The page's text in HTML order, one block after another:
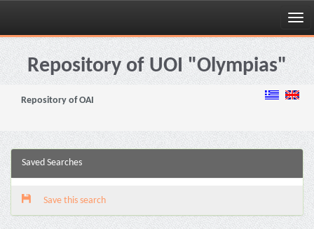
Skip
navigationRepository of UOI "Olympias"
Repository of OAI
Saved Searches
Save this search